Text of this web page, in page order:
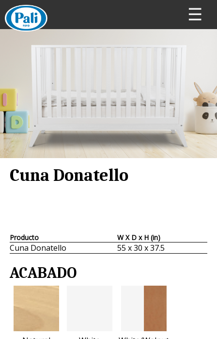
☰
Cuna Donatello
Producto W X D x H (in)
Cuna Donatello 55 x 30 x 37.5
ACABADO